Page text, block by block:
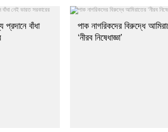
বাঁধা
পাক নাগরিকদের বিরুদ্ধে
‘নীরব নিষেধাজ্ঞা’